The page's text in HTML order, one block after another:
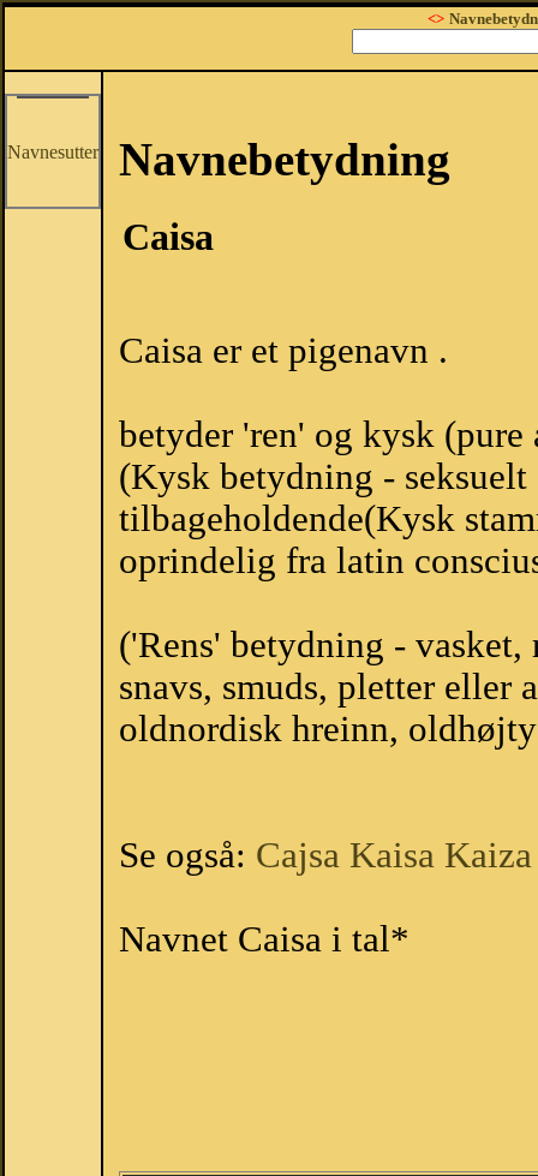
<>
Navnesutter Navnebetydning
Caisa
Caisa er et pigenavn .
betyder 'ren' og kysk (pure
(Kysk betydning -
tilbageholdende(Kysk
oprindelig fra latin
('Rens' betydning - vasket,
snavs, smuds, pletter eller
oldnordisk hreinn,
Se også: Cajsa Kaisa Kaiza
Navnet Caisa i tal*